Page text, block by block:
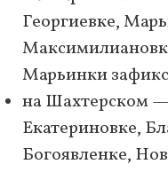
Георгиевке,
Марьинки
на Шахтерском
Екатериновке,
Богоявленке,